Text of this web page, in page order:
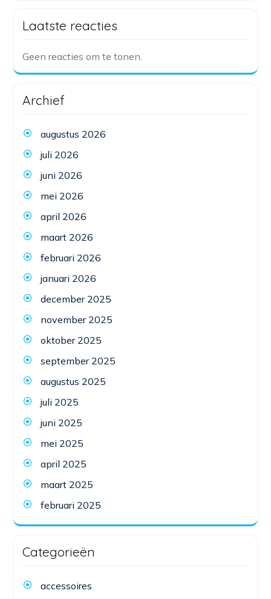
Laatste reacties
Geen reacties om te tonen.
Archief
augustus 2026
juli 2026
juni 2026
mei 2026
april 2026
maart 2026
februari 2026
januari 2026
december 2025
november 2025
oktober 2025
september 2025
augustus 2025
juli 2025
juni 2025
mei 2025
april 2025
maart 2025
februari 2025
Categorieën
accessoires